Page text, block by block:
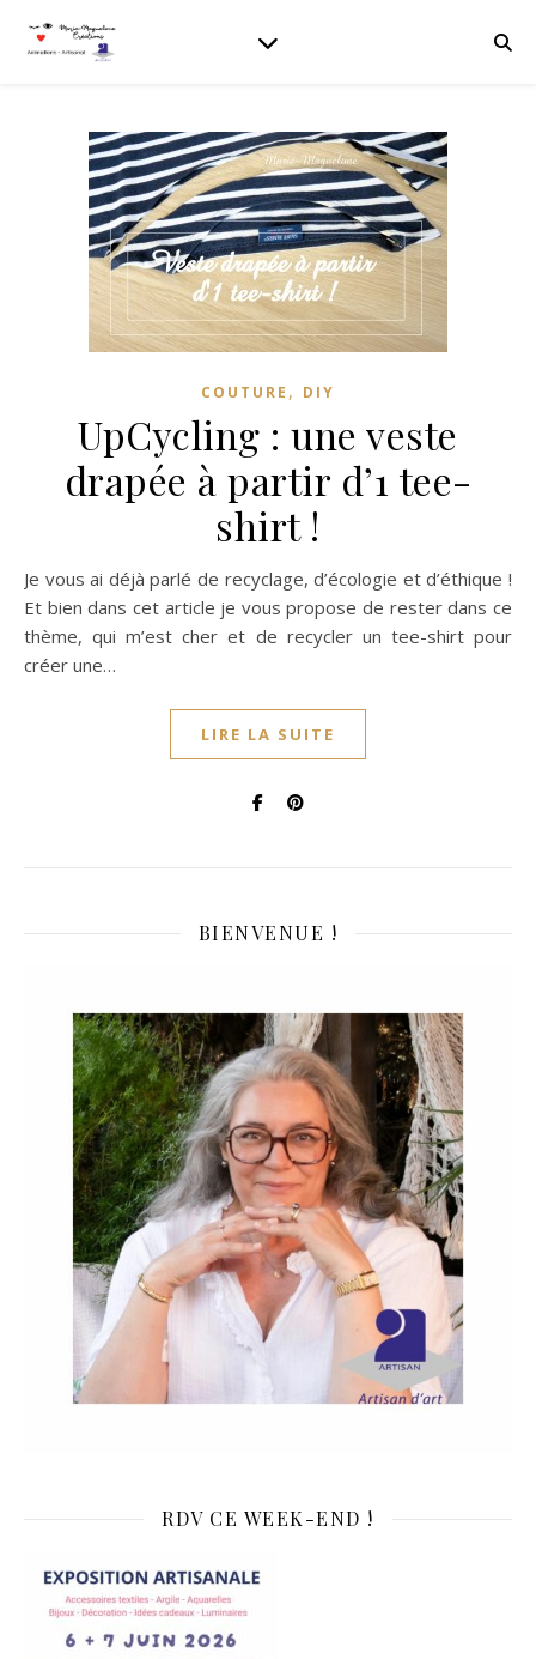
COUTURE , DIY
UpCycling : une veste
drapée à partir d’1 tee-
shirt !
Je vous ai déjà parlé de recyclage, d’écologie et d’éthique !
Et bien dans cet article je vous propose de rester dans ce
thème, qui m’est cher et de recycler un tee-shirt pour
créer une…
LIRE LA SUITE
BIENVENUE !
RDV CE WEEK-END !